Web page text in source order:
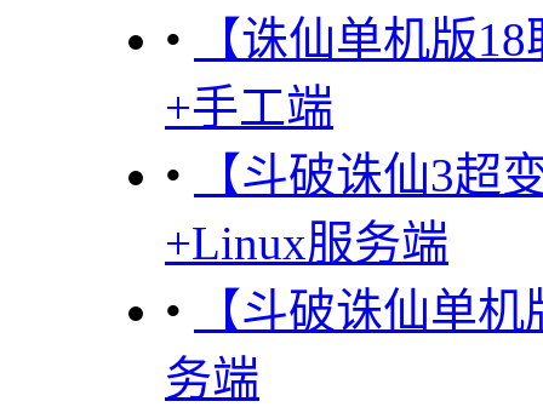
•
【诛仙单机版
+手工端
•
【斗破诛仙3超
+Linux服务端
•
【斗破诛仙单
务端